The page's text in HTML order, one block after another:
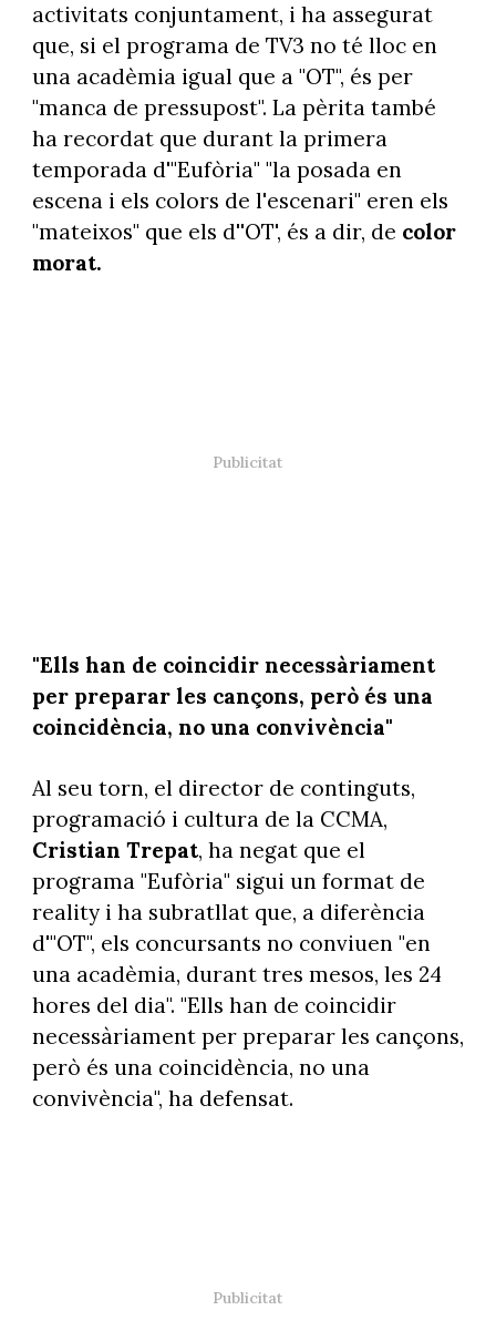
activitats conjuntament, i ha assegurat
que, si el programa de TV3 no té lloc en
una acadèmia igual que a "OT", és per
"manca de pressupost". La pèrita també
ha recordat que durant la primera
temporada d'"Eufòria" "la posada en
escena i els colors de l'escenari" eren els
"mateixos" que els d''OT', és a dir, de color
morat.
"Ells han de coincidir necessàriament
per preparar les cançons, però és una
coincidència, no una convivència"
Al seu torn, el director de continguts,
programació i cultura de la CCMA,
Cristian Trepat, ha negat que el
programa "Eufòria" sigui un format de
reality i ha subratllat que, a diferència
d'"OT", els concursants no conviuen "en
una acadèmia, durant tres mesos, les 24
hores del dia". "Ells han de coincidir
necessàriament per preparar les cançons,
però és una coincidència, no una
convivència", ha defensat.